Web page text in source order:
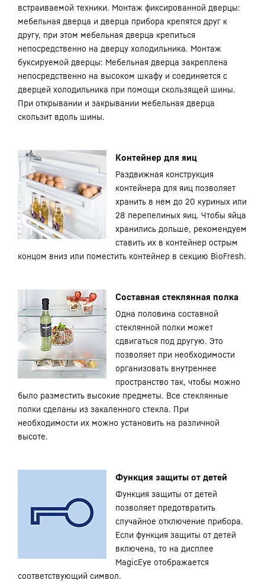
встраиваемой техники. Монтаж фиксированной дверцы:
мебельная дверца и дверца прибора крепятся друг к
другу, при этом мебельная дверца крепиться
непосредственно на дверцу холодильника. Монтаж
буксируемой дверцы: Мебельная дверца закреплена
непосредственно на высоком шкафу и соединяется с
дверцей холодильника при помощи скользящей шины.
При открывании и закрывании мебельная дверца
скользит вдоль шины.
Контейнер для яиц
Раздвижная конструкция
контейнера для яиц позволяет
хранить в нем до 20 куриных или
28 перепелиных яиц. Чтобы яйца
хранились дольше, рекомендуем
ставить их в контейнер острым
концом вниз или поместить контейнер в секцию BioFresh.
Составная стеклянная полка
Одна половина составной
стеклянной полки может
сдвигаться под другую. Это
позволяет при необходимости
организовать внутреннее
пространство так, чтобы можно
было разместить высокие предметы. Все стеклянные
полки сделаны из закаленного стекла. При
необходимости их можно установить на различной
высоте.
Функция защиты от детей
Функция защиты от детей
позволяет предотвратить
случайное отключение прибора.
Если функция защиты от детей
включена, то на дисплее
MagicEye отображается
соответствующий символ.